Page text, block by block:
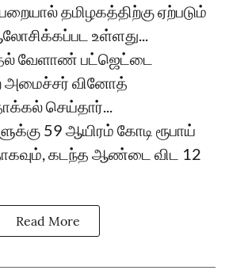
தமிழகத்திற்கு ஏற்படும்
உள்ளது...
வேளாண் பட்ஜெட்டை
வினோத்
செய்தார்...
59 ஆயிரம் கோடி ரூபாய்
கடந்த ஆண்டை விட 12
Read More